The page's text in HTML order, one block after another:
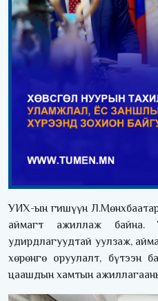
УИХ-ын гишүүн
аймагт ажиллаж байна.
удирдлагуудтай уулзаж,
хөрөнгө оруулалт, бүтээн
цаашдын хамтын